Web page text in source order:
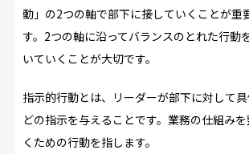
動」の2つの軸で部下に接していくことが重
す。2つの軸に沿ってバランスのとれた行動
いていくことが大切です。
指示的行動とは、リーダーが部下に対して
どの指示を与えることです。業務の仕組み
くための行動を指します。